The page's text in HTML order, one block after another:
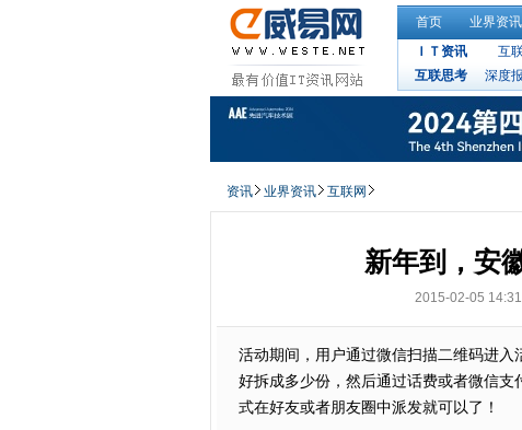
首页 业界资讯
ＩＴ资讯
互
互联思考
深度
资讯 业界资讯 互联网
新年到，安
2015-02-05
活动期间，用户通过微信扫描二维码进
好拆成多少份，然后通过话费或者微信
式在好友或者朋友圈中派发就可以了！